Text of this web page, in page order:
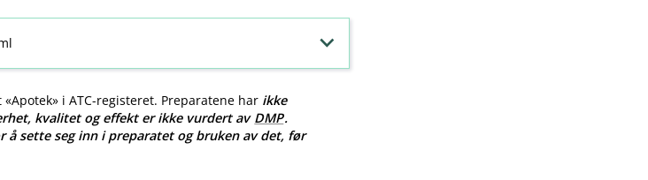
i ATC-registeret. Preparatene har ikke
kvalitet og effekt er ikke vurdert av DMP.
sette seg inn i preparatet og bruken av det, før